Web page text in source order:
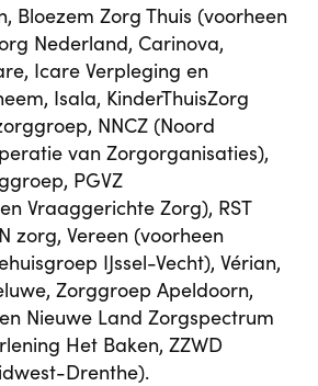
Bloezem Zorg Thuis (voorheen
Nederland, Carinova,
Icare Verpleging en
Isala, KinderThuisZorg
NNCZ (Noord
van Zorgorganisaties),
PGVZ
Vraaggerichte Zorg), RST
zorg, Vereen (voorheen
IJssel-Vecht), Vérian,
Zorggroep Apeldoorn,
Nieuwe Land Zorgspectrum
Het Baken, ZZWD
Drenthe).